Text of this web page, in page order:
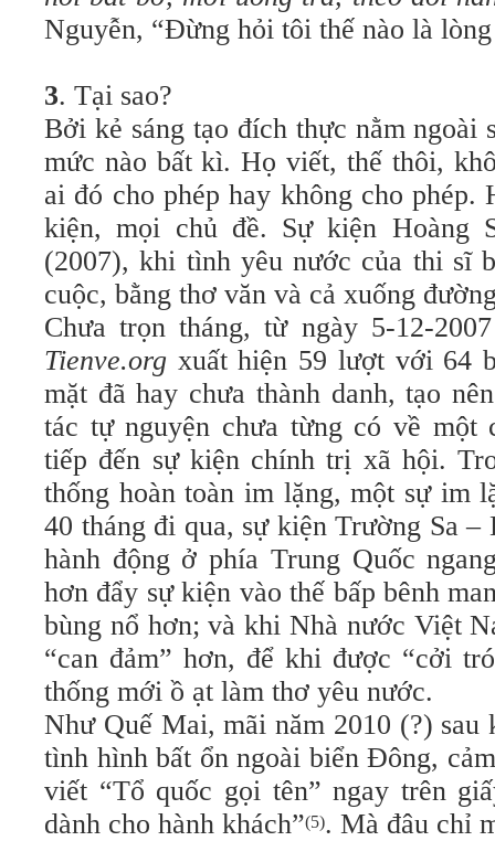
Nguyễn, “Đừng hỏi tôi thế nào là
3. Tại sao?
Bởi kẻ sáng tạo đích thực nằm ngoài
mức nào bất kì. Họ viết, thế thôi,
ai đó cho phép hay không cho
kiện, mọi chủ đề. Sự kiện Hoàng
(2007), khi tình yêu nước của thi sĩ
cuộc, bằng thơ văn và cả xuống
Chưa trọn tháng, từ ngày 5-12-
Tienve.org xuất hiện 59 lượt với 64
mặt đã hay chưa thành danh, tạo
tác tự nguyện chưa từng có về một
tiếp đến sự kiện chính trị xã hội.
thống hoàn toàn im lặng, một sự im
40 tháng đi qua, sự kiện Trường Sa –
hành động ở phía Trung Quốc
hơn đẩy sự kiện vào thế bấp bênh
bùng nổ hơn; và khi Nhà nước Việt
“can đảm” hơn, để khi được “cởi
thống mới ồ ạt làm thơ yêu nước.
Như Quế Mai, mãi năm 2010 (?) sau
tình hình bất ổn ngoài biển Đông,
viết “Tổ quốc gọi tên” ngay trên
dành cho hành khách”(5). Mà đâu chỉ